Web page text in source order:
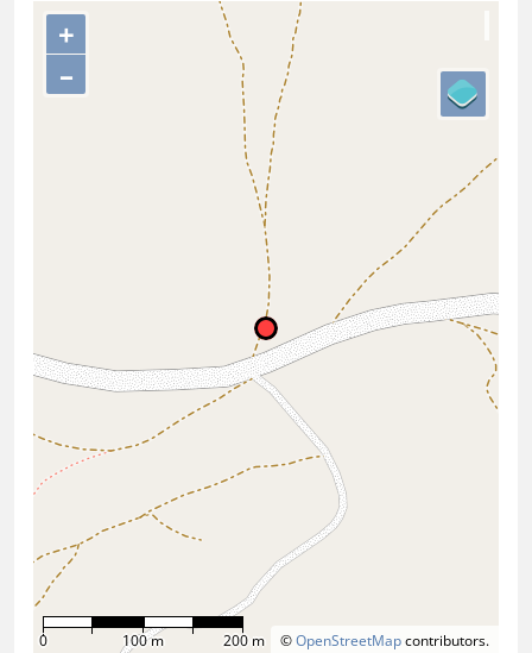
+
–
©OpenStreetMapcontributors.
0 100 m 200 m